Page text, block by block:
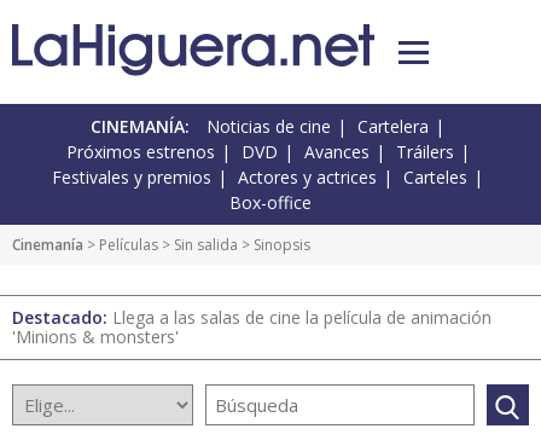
CINEMANÍA: Noticias de cine
Cartelera
Próximos estrenos
DVD Avances
Tráilers
Festivales y premios
Actores y actrices
Carteles
Box-office
Cinemanía > Películas > Sin salida > Sinopsis
Destacado: Llega a las salas de cine la película de animación
'Minions & monsters'